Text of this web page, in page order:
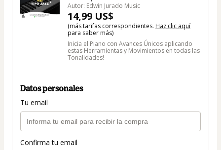
Autor: Edwin Jurado Music
14,99 US$
(más tarifas correspondientes. Haz clic aquí
para saber más)
Inicia el Piano con Avances Únicos aplicando
estas Herramientas y Movimientos en todas las
Tonalidades!
Datos personales
Tu email
Confirma tu email